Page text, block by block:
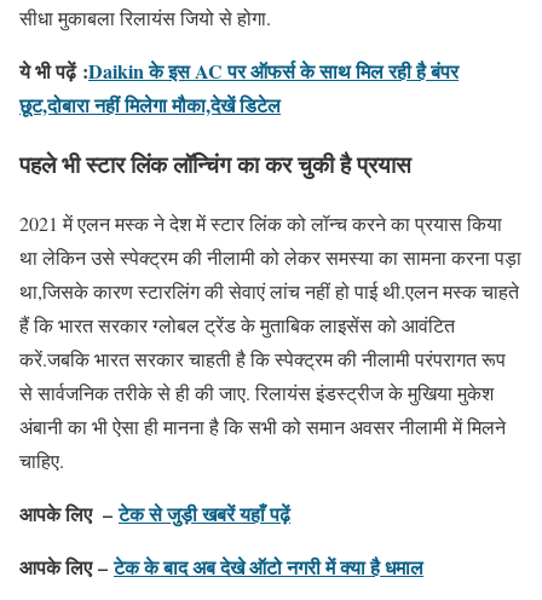
सीधा मुकाबला रिलायंस जियो से होगा.
ये भी पढ़ें :Daikin के इस AC पर ऑफर्स के साथ मिल रही है बंपर
छूट,दोबारा नहीं मिलेगा मौका,देखें डिटेल
पहले भी स्टार लिंक लॉन्चिंग का कर चुकी है प्रयास
2021 में एलन मस्क ने देश में स्टार लिंक को लॉन्च करने का प्रयास किया
था लेकिन उसे स्पेक्ट्रम की नीलामी को लेकर समस्या का सामना करना पड़ा
था,जिसके कारण स्टारलिंग की सेवाएं लांच नहीं हो पाई थी.एलन मस्क चाहते
हैं कि भारत सरकार ग्लोबल ट्रेंड के मुताबिक लाइसेंस को आवंटित
करें.जबकि भारत सरकार चाहती है कि स्पेक्ट्रम की नीलामी परंपरागत रूप
से सार्वजनिक तरीके से ही की जाए. रिलायंस इंडस्ट्रीज के मुखिया मुकेश
अंबानी का भी ऐसा ही मानना है कि सभी को समान अवसर नीलामी में मिलने
चाहिए.
आपके लिए –टेक से जुड़ी खबरें यहाँ पढ़ें
आपके लिए – टेक के बाद अब देखे ऑटो नगरी में क्या है धमाल